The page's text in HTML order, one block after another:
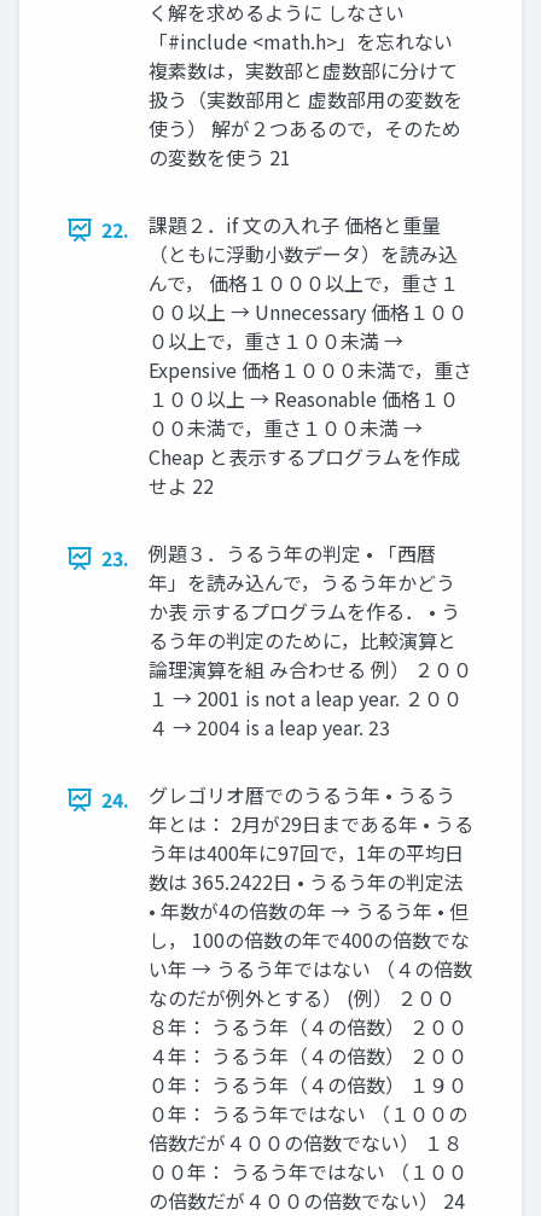
く解を求めるように しなさい
「#include <math.h>」を忘れない
複素数は，実数部と虚数部に分けて
扱う（実数部用と 虚数部用の変数を
使う） 解が２つあるので，そのため
の変数を使う 21
22.
課題２．if 文の入れ子 価格と重量
（ともに浮動小数データ）を読み込
んで， 価格１０００以上で，重さ１
００以上 → Unnecessary 価格１００
０以上で，重さ１００未満 →
Expensive 価格１０００未満で，重さ
１００以上 → Reasonable 価格１０
００未満で，重さ１００未満 →
Cheap と表示するプログラムを作成
せよ 22
23.
例題３．うるう年の判定 • 「西暦
年」を読み込んで，うるう年かどう
か表 示するプログラムを作る． • う
るう年の判定のために，比較演算と
論理演算を組 み合わせる 例） ２００
１ → 2001 is not a leap year. ２００
４ → 2004 is a leap year. 23
24.
グレゴリオ暦でのうるう年 • うるう
年とは： 2月が29日まである年 • うる
う年は400年に97回で，1年の平均日
数は 365.2422日 • うるう年の判定法
• 年数が4の倍数の年 → うるう年 • 但
し， 100の倍数の年で400の倍数でな
い年 → うるう年ではない （４の倍数
なのだが例外とする） (例） ２００
８年： うるう年（４の倍数） ２００
４年： うるう年（４の倍数） ２００
０年： うるう年（４の倍数） １９０
０年： うるう年ではない （１００の
倍数だが４００の倍数でない） １８
００年： うるう年ではない （１００
の倍数だが４００の倍数でない） 24